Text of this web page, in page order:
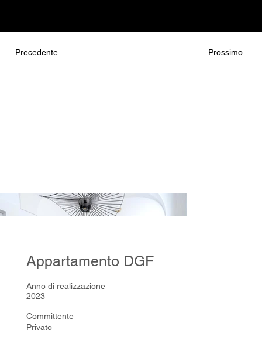
Prossimo
Precedente
Appartamento DGF
Anno di realizzazione
2023
Committente
Privato